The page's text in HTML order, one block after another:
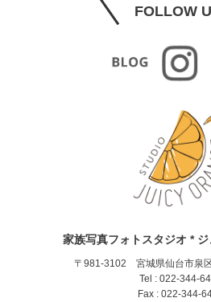
FOLLOW
家族写真フォトスタジオ *
〒981-3102 宮城県仙台市泉
Tel : 022-344-
Fax : 022-344-